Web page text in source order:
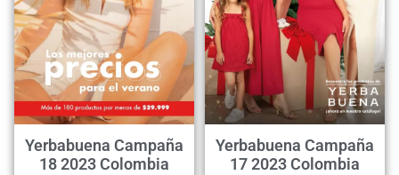
Yerbabuena Campaña
18 2023 Colombia
Yerbabuena Campaña
17 2023 Colombia